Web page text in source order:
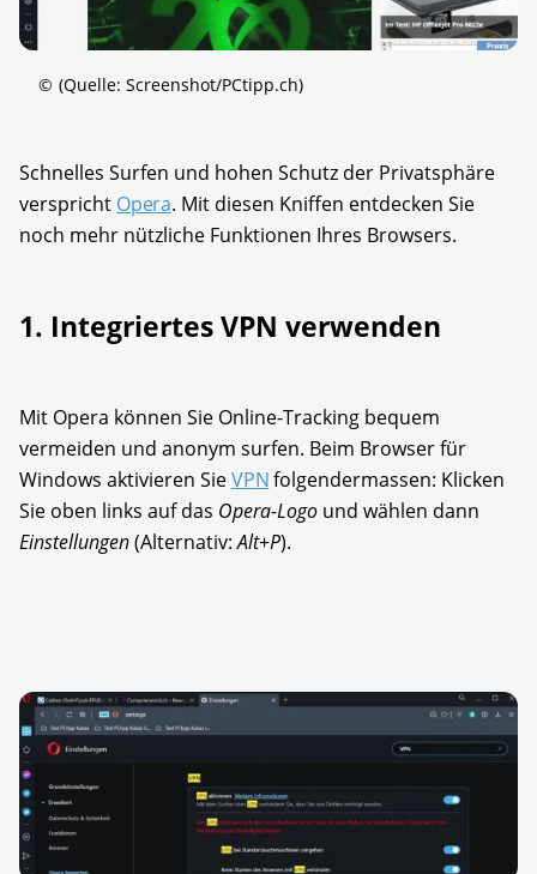
© (Quelle: Screenshot/PCtipp.ch)
Schnelles Surfen und hohen Schutz der Privatsphäre
verspricht Opera. Mit diesen Kniffen entdecken Sie
noch mehr nützliche Funktionen Ihres Browsers.
1. Integriertes VPN verwenden
Mit Opera können Sie Online-Tracking bequem
vermeiden und anonym surfen. Beim Browser für
Windows aktivieren SieVPNfolgendermassen: Klicken
Sie oben links auf das Opera-Logo und wählen dann
Einstellungen(Alternativ:Alt+P).